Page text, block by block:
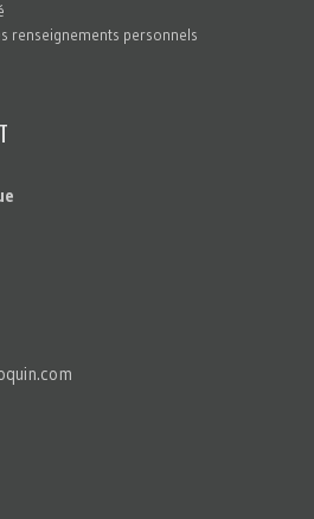
renseignements personnels